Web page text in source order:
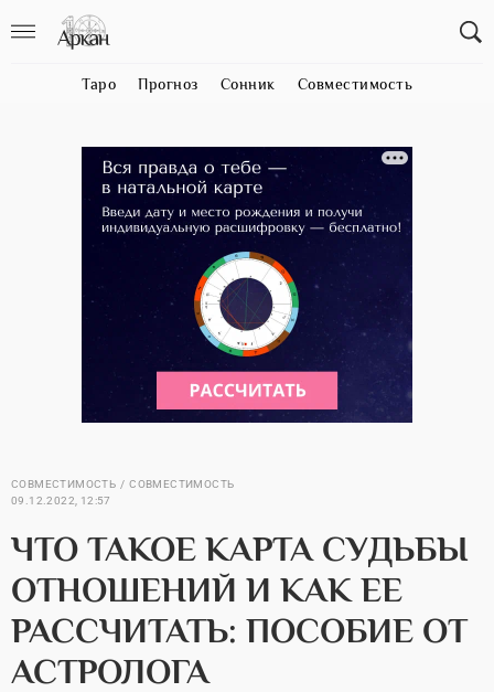
Таро Прогноз Сонник Совместимость
СОВМЕСТИМОСТЬ
СОВМЕСТИМОСТЬ
09.12.2022, 12:57
ЧТО ТАКОЕ КАРТА СУДЬБЫ
ОТНОШЕНИЙ И КАК ЕЕ
РАССЧИТАТЬ: ПОСОБИЕ ОТ
АСТРОЛОГА